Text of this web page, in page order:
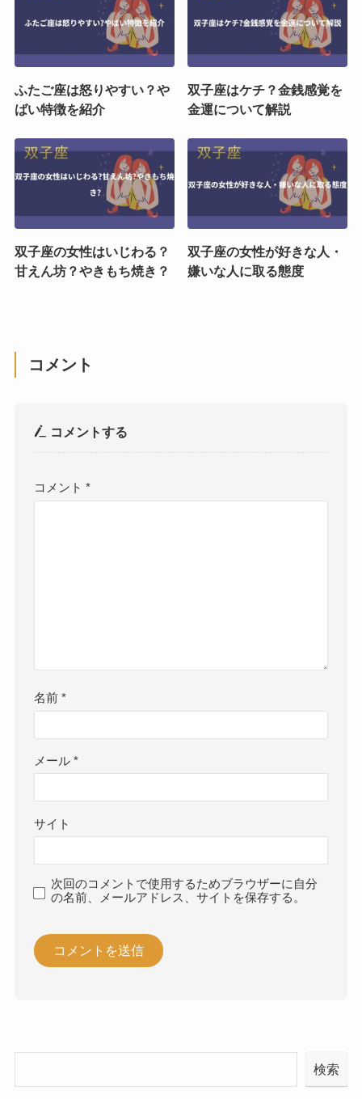
ふたご座は怒りやすい？や
ばい特徴を紹介
双子座はケチ？金銭感覚を
金運について解説
双子座の女性はいじわる？
甘えん坊？やきもち焼き？
双子座の女性が好きな人・
嫌いな人に取る態度
コメント
コメントする
コメント*
名前*
メール*
サイト
次回のコメントで使用するためブラウザーに自分
の名前、メールアドレス、サイトを保存する。
検索